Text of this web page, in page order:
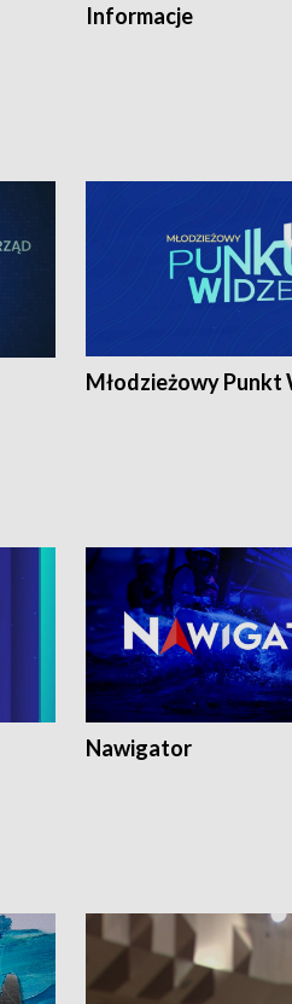
Informacje
Młodzieżowy Punkt
Nawigator